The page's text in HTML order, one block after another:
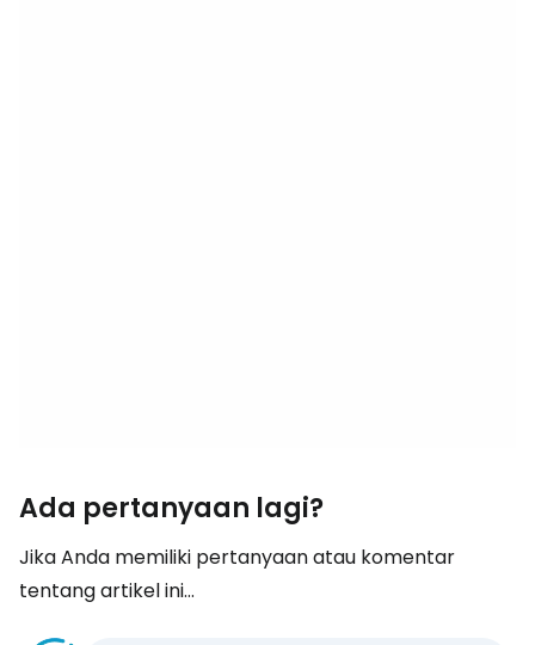
Ada pertanyaan lagi?
Jika Anda memiliki pertanyaan atau komentar
tentang artikel ini...